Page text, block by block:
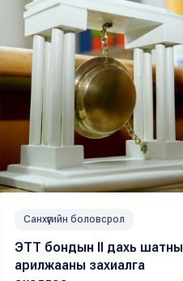
Санхүүгийн боловсрол
ЭТТ бондын II дахь шатны
арилжааны захиалга